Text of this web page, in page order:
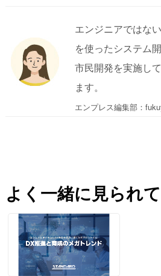
エンジニアではな
を使ったシステム
市民開発を実施し
ます。
エンプレス編集部：
よく一緒に見られ